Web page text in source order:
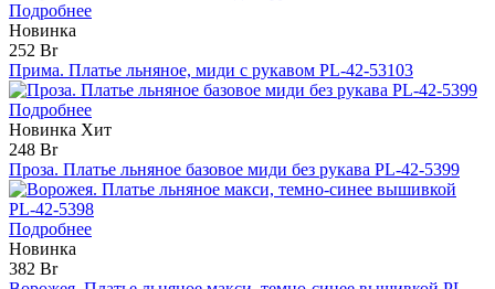
Подробнее
Новинка
252 Br
Прима. Платье льняное, миди с рукавом PL-42-53103
Подробнее
Новинка Хит
248 Br
Проза. Платье льняное базовое миди без рукава PL-42-5399
Подробнее
Новинка
382 Br